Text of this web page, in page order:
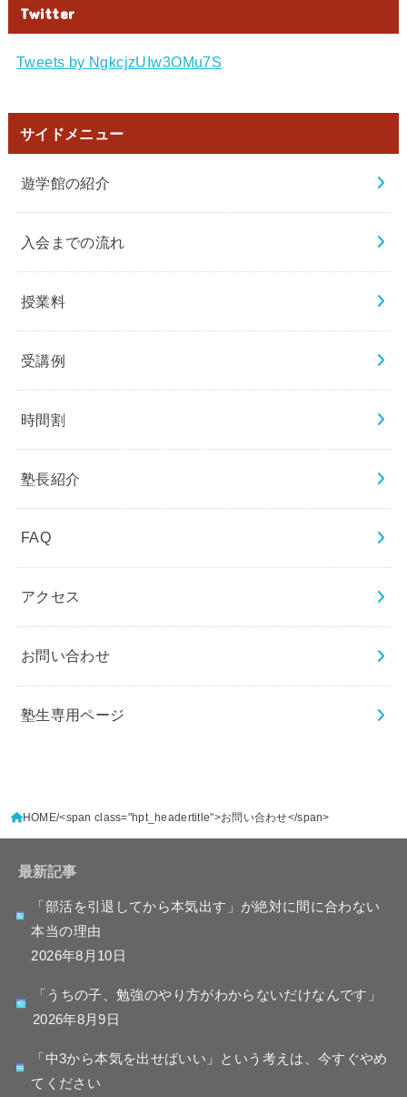
Twitter
Tweets by NgkcjzUIw3OMu7S
サイドメニュー
遊学館の紹介
入会までの流れ
授業料
受講例
時間割
塾長紹介
FAQ
アクセス
お問い合わせ
塾生専用ページ
HOME <span class="hpt_headertitle">お問い合わせ</span>
最新記事
「部活を引退してから本気出す」が絶対に間に合わない
本当の理由
2026年8月10日
「うちの子、勉強のやり方がわからないだけなんです」
2026年8月9日
「中3から本気を出せばいい」という考えは、今すぐやめ
てください